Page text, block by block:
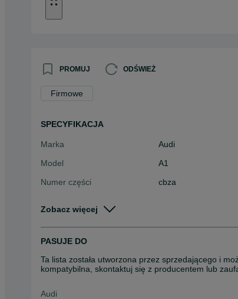
PROMUJ ODŚWIEŻ
Firmowe
SPECYFIKACJA
Marka
Audi
Model
A1
Numer części
cbza
Rodzaj
Zobacz więcej
PASUJE DO
Ta lista została utworzona przez sprzedającego i
kompatybilna, skontaktuj się z producentem lub
Audi